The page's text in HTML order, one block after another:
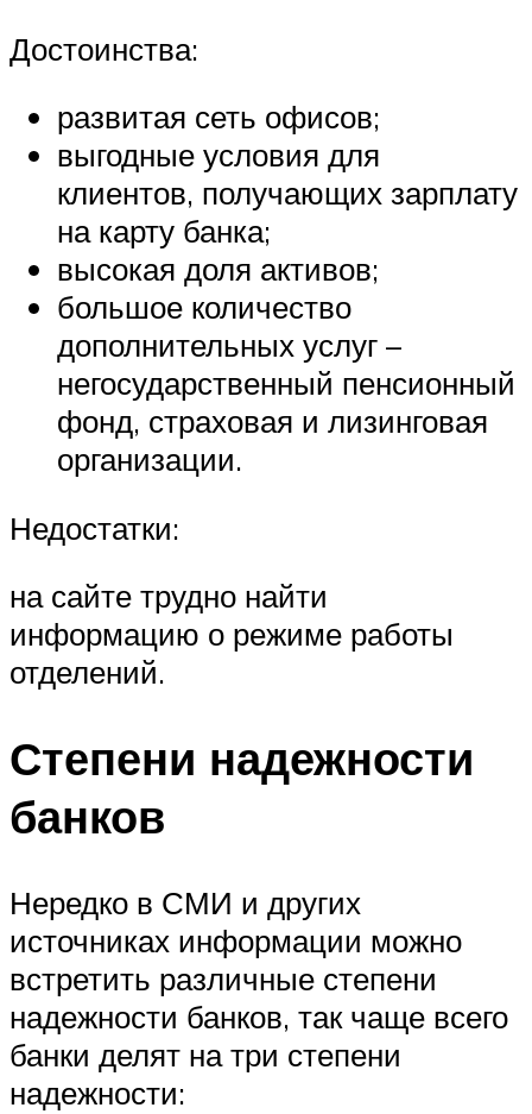
Достоинства:
развитая сеть офисов;
выгодные условия для
клиентов, получающих зарплату
на карту банка;
высокая доля активов;
большое количество
дополнительных услуг –
негосударственный пенсионный
фонд, страховая и лизинговая
организации.
Недостатки:
на сайте трудно найти
информацию о режиме работы
отделений.
Степени надежности
банков
Нередко в СМИ и других
источниках информации можно
встретить различные степени
надежности банков, так чаще всего
банки делят на три степени
надежности: